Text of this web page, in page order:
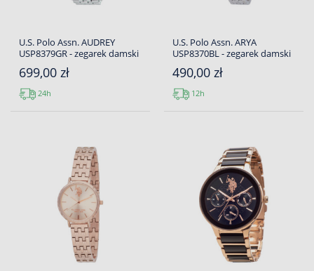
U.S. Polo Assn. AUDREY
USP8379GR - zegarek damski
699,00 zł
24h
U.S. Polo Assn. ARYA
USP8370BL - zegarek damski
490,00 zł
12h